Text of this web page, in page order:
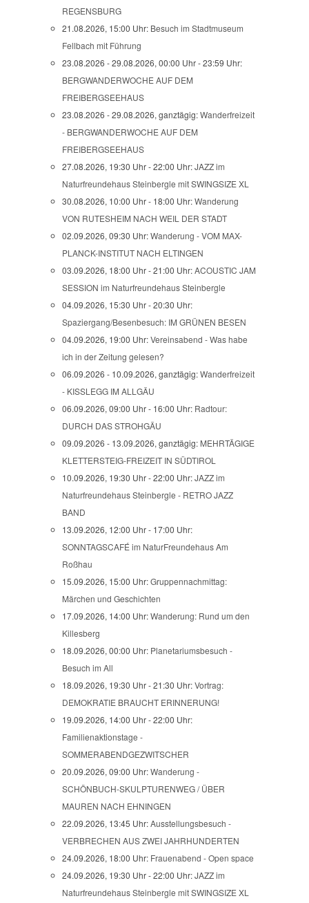
REGENSBURG
21.08.2026, 15:00 Uhr: Besuch im Stadtmuseum
Fellbach mit Führung
23.08.2026 - 29.08.2026, 00:00 Uhr - 23:59 Uhr:
BERGWANDERWOCHE AUF DEM
FREIBERGSEEHAUS
23.08.2026 - 29.08.2026, ganztägig:Wanderfreizeit
- BERGWANDERWOCHE AUF DEM
FREIBERGSEEHAUS
27.08.2026, 19:30 Uhr - 22:00 Uhr:JAZZ im
Naturfreundehaus Steinbergle mit SWINGSIZE XL
30.08.2026, 10:00 Uhr - 18:00 Uhr:Wanderung
VON RUTESHEIM NACH WEIL DER STADT
02.09.2026, 09:30 Uhr:Wanderung - VOM MAX-
PLANCK-INSTITUT NACH ELTINGEN
03.09.2026, 18:00 Uhr - 21:00 Uhr:ACOUSTIC JAM
SESSION im Naturfreundehaus Steinbergle
04.09.2026, 15:30 Uhr - 20:30 Uhr:
Spaziergang/Besenbesuch: IM GRÜNEN BESEN
04.09.2026, 19:00 Uhr:Vereinsabend - Was habe
ich in der Zeitung gelesen?
06.09.2026 - 10.09.2026, ganztägig:Wanderfreizeit
- KISSLEGG IM ALLGÄU
06.09.2026, 09:00 Uhr - 16:00 Uhr: Radtour:
DURCH DAS STROHGÄU
09.09.2026 - 13.09.2026, ganztägig: MEHRTÄGIGE
KLETTERSTEIG-FREIZEIT IN SÜDTIROL
10.09.2026, 19:30 Uhr - 22:00 Uhr:JAZZ im
Naturfreundehaus Steinbergle - RETRO JAZZ
BAND
13.09.2026, 12:00 Uhr - 17:00 Uhr:
SONNTAGSCAFÉ im NaturFreundehaus Am
Roßhau
15.09.2026, 15:00 Uhr:Gruppennachmittag:
Märchen und Geschichten
17.09.2026, 14:00 Uhr:Wanderung: Rund um den
Killesberg
18.09.2026, 00:00 Uhr: Planetariumsbesuch -
Besuch im All
18.09.2026, 19:30 Uhr - 21:30 Uhr:Vortrag:
DEMOKRATIE BRAUCHT ERINNERUNG!
19.09.2026, 14:00 Uhr - 22:00 Uhr:
Familienaktionstage -
SOMMERABENDGEZWITSCHER
20.09.2026, 09:00 Uhr:Wanderung -
SCHÖNBUCH-SKULPTURENWEG / ÜBER
MAUREN NACH EHNINGEN
22.09.2026, 13:45 Uhr:Ausstellungsbesuch -
VERBRECHEN AUS ZWEI JAHRHUNDERTEN
24.09.2026, 18:00 Uhr: Frauenabend - Open space
24.09.2026, 19:30 Uhr - 22:00 Uhr:JAZZ im
Naturfreundehaus Steinbergle mit SWINGSIZE XL